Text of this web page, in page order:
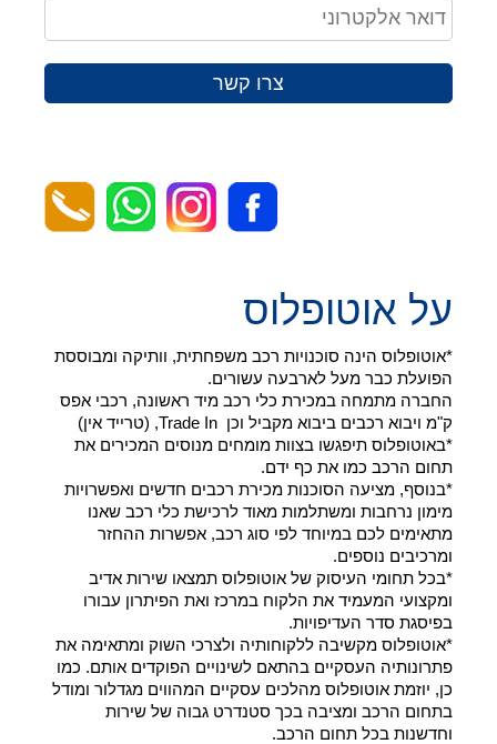
צרו קשר
על אוטופלוס
*אוטופלוס הינה סוכנויות רכב משפחתית, וותיקה ומבוססת
הפועלת כבר מעל לארבעה עשורים.
החברה מתמחה במכירת כלי רכב מיד ראשונה, רכבי אפס
ק"מ ויבוא רכבים ביבוא מקביל וכן Trade In, (טרייד אין)
*באוטופלוס תיפגשו בצוות מומחים מנוסים המכירים את
תחום הרכב כמו את כף ידם.
*בנוסף, מציעה הסוכנות מכירת רכבים חדשים ואפשרויות
מימון נרחבות ומשתלמות מאוד לרכישת כלי רכב שאנו
מתאימים לכם במיוחד לפי סוג רכב, אפשרות ההחזר
ומרכיבים נוספים.
*בכל תחומי העיסוק של אוטופלוס תמצאו שירות אדיב
ומקצועי המעמיד את הלקוח במרכז ואת הפיתרון עבורו
בפיסגת סדר העדיפויות.
*אוטופלוס מקשיבה ללקוחותיה ולצרכי השוק ומתאימה את
פתרונותיה העסקיים בהתאם לשינויים הפוקדים אותם. כמו
כן, יוזמת אוטופלוס מהלכים עסקיים המהווים מגדלור ומודל
בתחום הרכב ומציבה בכך סטנדרט גבוה של שירות
וחדשנות בכל תחום הרכב.